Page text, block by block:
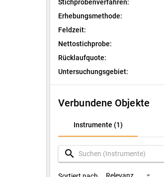
Stichprobenverfahren:
Erhebungsmethode:
Feldzeit:
Nettostichprobe:
Rücklaufquote:
Untersuchungsgebiet:
Verbundene Objekte
Instrumente (1)
Instrumente (1)
Fragen
Datensätze
search